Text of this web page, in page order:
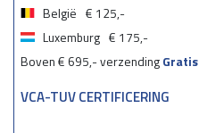
België € 125,-
Luxemburg € 175,-
Boven € 695,- verzendingGratis
VCA-TUV CERTIFICERING